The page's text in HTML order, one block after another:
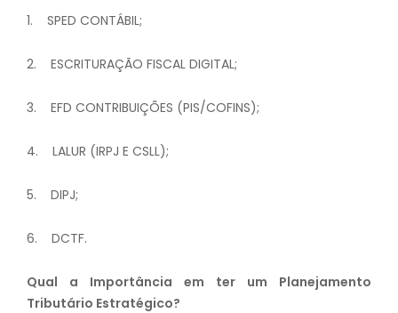
1. SPED CONTÁBIL;
2. ESCRITURAÇÃO FISCAL DIGITAL;
3. EFD CONTRIBUIÇÕES (PIS/COFINS);
4. LALUR (IRPJ E CSLL);
5. DIPJ;
6. DCTF.
Qual a Importância em ter um Planejamento
Tributário Estratégico?